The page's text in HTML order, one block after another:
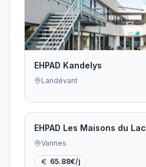
EHPAD Kandelys
Landévant
EHPAD Les Maisons du Lac
Vannes
65.88€/j